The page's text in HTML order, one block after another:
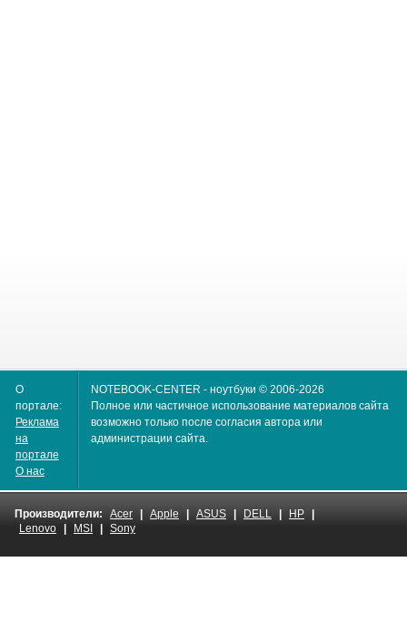
О
портале:
Реклама
на
портале
О нас
NOTEBOOK-CENTER - ноутбуки © 2006-2026
Полное или частичное использование материалов сайта
возможно только после согласия автора или
администрации сайта.
Производители: Acer Apple ASUS DELL HP
Lenovo
MSI Sony